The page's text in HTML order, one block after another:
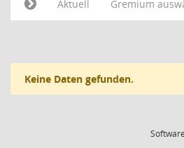
Aktuell
Gremium
Keine Daten gefunden.